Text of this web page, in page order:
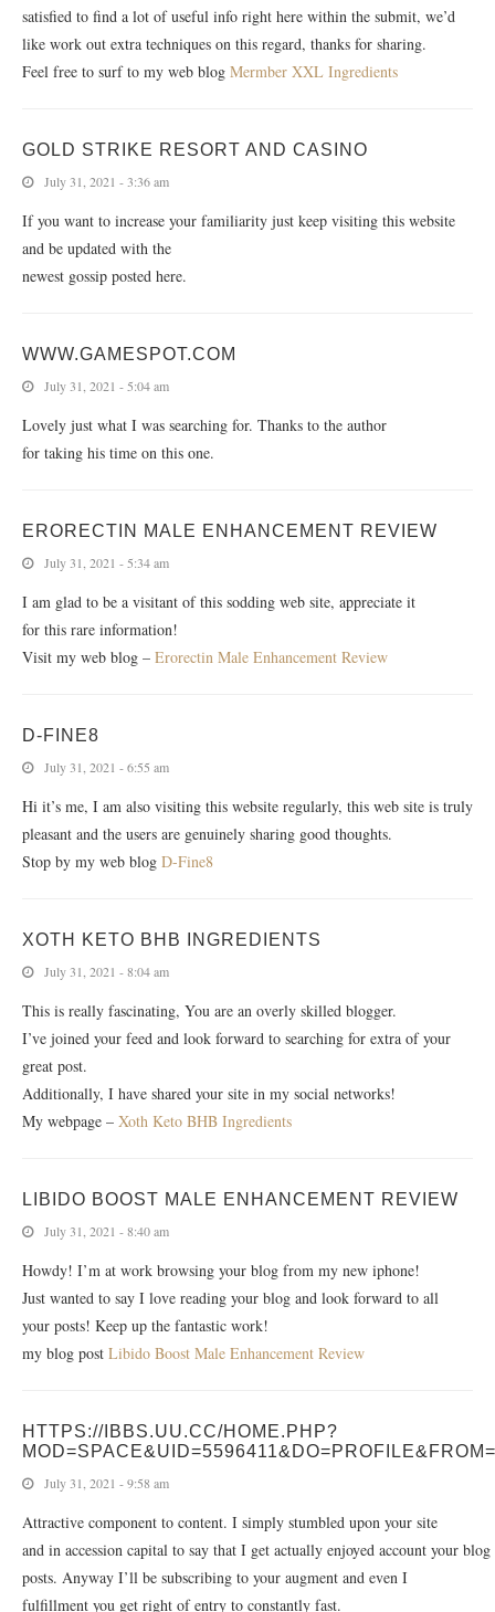
satisfied to find a lot of useful info right here within the submit, we’d
like work out extra techniques on this regard, thanks for sharing.
Feel free to surf to my web blog Mermber XXL Ingredients
GOLD STRIKE RESORT AND CASINO
July 31, 2021 - 3:36 am
If you want to increase your familiarity just keep visiting this website
and be updated with the
newest gossip posted here.
WWW.GAMESPOT.COM
July 31, 2021 - 5:04 am
Lovely just what I was searching for. Thanks to the author
for taking his time on this one.
ERORECTIN MALE ENHANCEMENT REVIEW
July 31, 2021 - 5:34 am
I am glad to be a visitant of this sodding web site, appreciate it
for this rare information!
Visit my web blog – Erorectin Male Enhancement Review
D-FINE8
July 31, 2021 - 6:55 am
Hi it’s me, I am also visiting this website regularly, this web site is truly
pleasant and the users are genuinely sharing good thoughts.
Stop by my web blog D-Fine8
XOTH KETO BHB INGREDIENTS
July 31, 2021 - 8:04 am
This is really fascinating, You are an overly skilled blogger.
I’ve joined your feed and look forward to searching for extra of your
great post.
Additionally, I have shared your site in my social networks!
My webpage – Xoth Keto BHB Ingredients
LIBIDO BOOST MALE ENHANCEMENT REVIEW
July 31, 2021 - 8:40 am
Howdy! I’m at work browsing your blog from my new iphone!
Just wanted to say I love reading your blog and look forward to all
your posts! Keep up the fantastic work!
my blog post Libido Boost Male Enhancement Review
HTTPS://IBBS.UU.CC/HOME.PHP?
July 31, 2021 - 9:58 am
Attractive component to content. I simply stumbled upon your site
and in accession capital to say that I get actually enjoyed account your blog
posts. Anyway I’ll be subscribing to your augment and even I
fulfillment you get right of entry to constantly fast.